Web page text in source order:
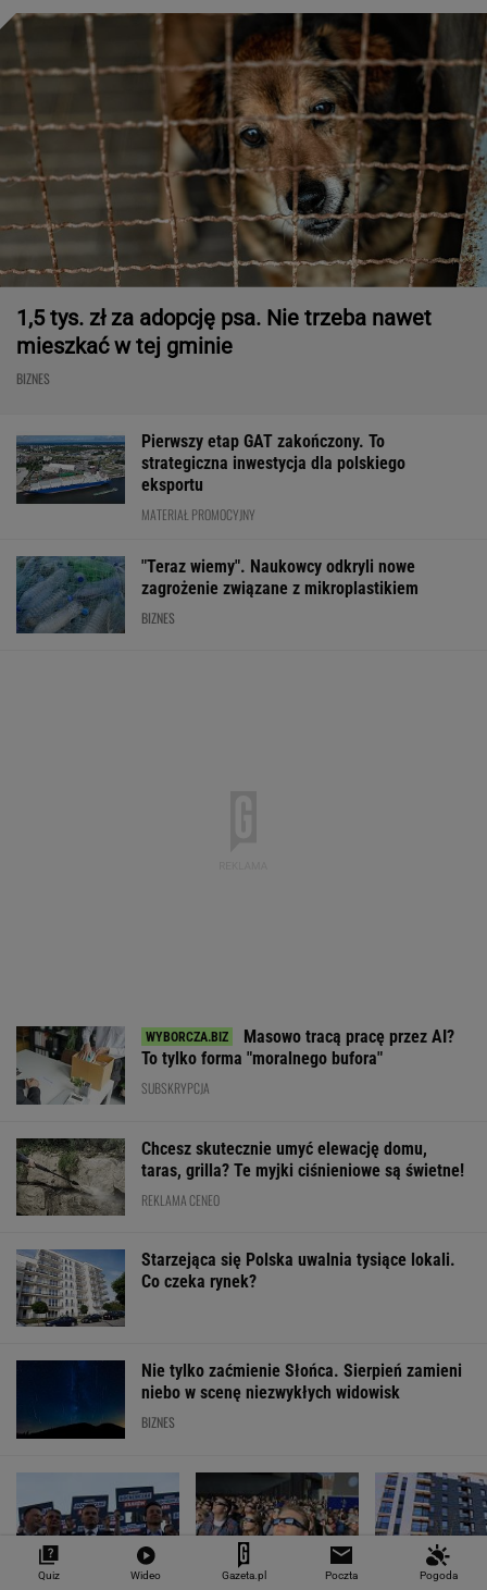
1,5 tys. zł za adopcję psa. Nie trzeba nawet
mieszkać w tej gminie
BIZNES
Pierwszy etap GAT zakończony. To
strategiczna inwestycja dla polskiego
eksportu
MATERIAŁ PROMOCYJNY
"Teraz wiemy". Naukowcy odkryli nowe
zagrożenie związane z mikroplastikiem
BIZNES
Masowo tracą pracę przez AI?
To tylko forma "moralnego bufora"
SUBSKRYPCJA
Chcesz skutecznie umyć elewację domu,
taras, grilla? Te myjki ciśnieniowe są świetne!
REKLAMA CENEO
Starzejąca się Polska uwalnia tysiące lokali.
Co czeka rynek?
Nie tylko zaćmienie Słońca. Sierpień zamieni
niebo w scenę niezwykłych widowisk
BIZNES
Quiz Wideo Gazeta.pl Poczta Pogoda